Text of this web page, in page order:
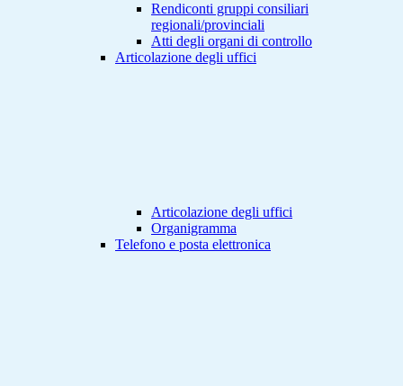
Rendiconti gruppi consiliari
regionali/provinciali
Atti degli organi di controllo
Articolazione degli uffici
Articolazione degli uffici
Organigramma
Telefono e posta elettronica